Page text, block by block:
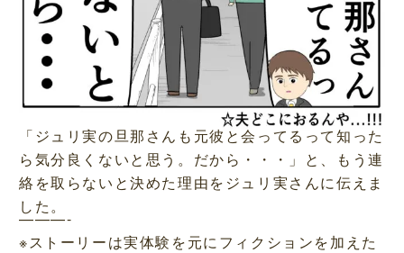
「ジュリ実の旦那さんも元彼と会ってるって知った
ら気分良くないと思う。だから・・・」と、もう連
絡を取らないと決めた理由をジュリ実さんに伝えま
した。
———-
※ストーリーは実体験を元にフィクションを加えた